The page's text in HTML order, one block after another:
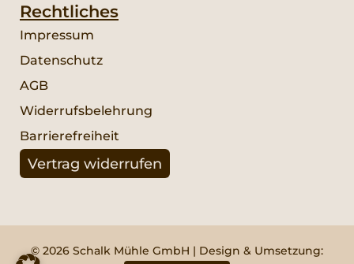
Rechtliches
Impressum
Datenschutz
AGB
Widerrufsbelehrung
Barrierefreiheit
Vertrag widerrufen
© 2026 Schalk Mühle GmbH | Design & Umsetzung: